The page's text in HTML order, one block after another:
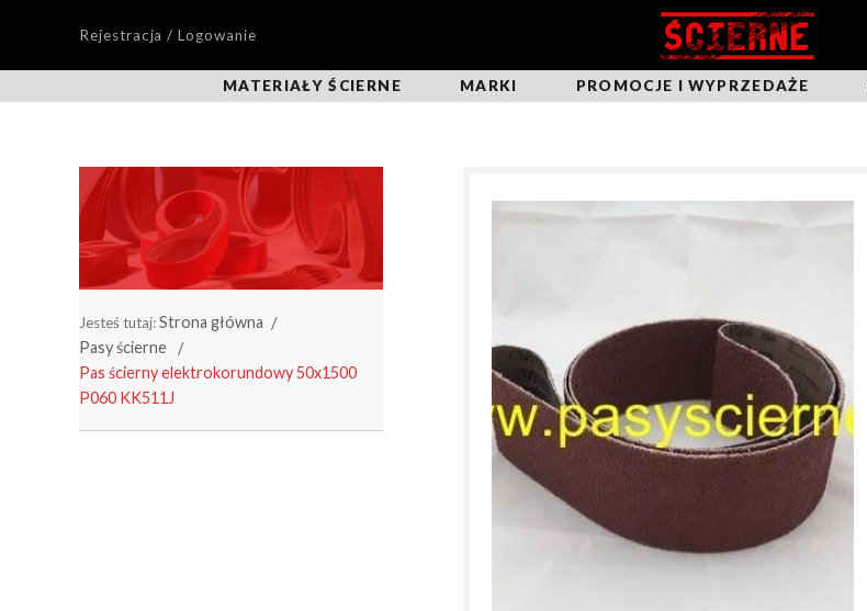
Rejestracja / Logowanie
MATERIAŁY ŚCIERNE MARKI PROMOCJE I WYPRZEDAŻE
Jesteś tutaj:Strona główna
Pasy ścierne
Pas ścierny elektrokorundowy 50x1500
P060 KK511J